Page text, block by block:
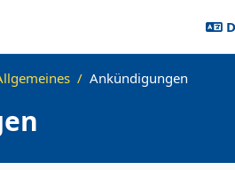
Ankündigungen